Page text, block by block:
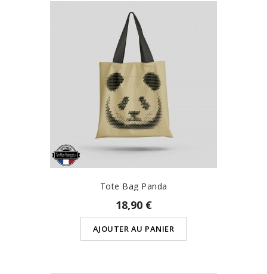
Tote Bag Panda
18,90 €
AJOUTER AU PANIER